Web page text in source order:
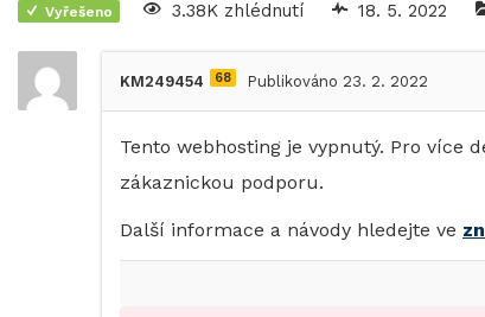
Vyřešeno 3.38K zhlédnutí 18. 5. 2022
KM249454 68 Publikováno 23. 2. 2022
Tento webhosting je vypnutý. Pro více
zákaznickou podporu.
Další informace a návody hledejte ve